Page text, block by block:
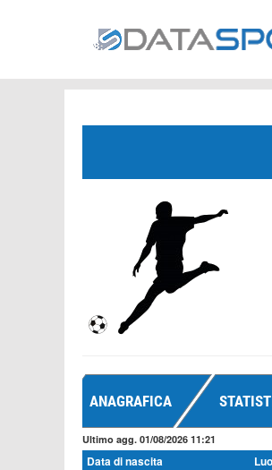
ANAGRAFICA
Ultimo agg. 01/08/2026 11:21
Data di nascita